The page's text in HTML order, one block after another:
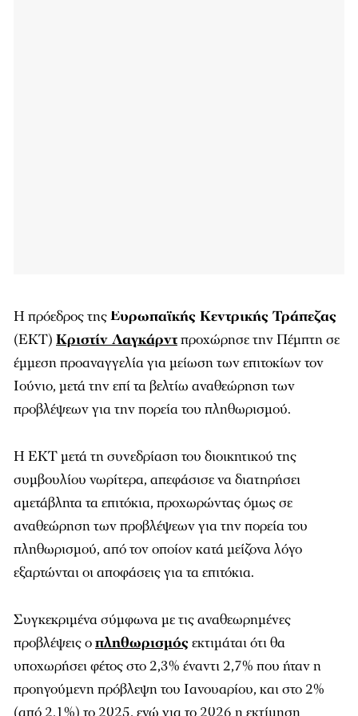
Η πρόεδρος τηςΕυρωπαϊκής Κεντρικής Τράπεζας
(ΕΚΤ) Κριστίν Λαγκάρντπροχώρησε την Πέμπτη σε
έμμεση προαναγγελία για μείωση των επιτοκίων τον
Ιούνιο, μετά την επί τα βελτίω αναθεώρηση των
προβλέψεων για την πορεία του πληθωρισμού.
Η ΕΚΤ μετά τη συνεδρίαση του διοικητικού της
συμβουλίου νωρίτερα, απεφάσισε να διατηρήσει
αμετάβλητα τα επιτόκια, προχωρώντας όμως σε
αναθεώρηση των προβλέψεων για την πορεία του
πληθωρισμού, από τον οποίον κατά μείζονα λόγο
εξαρτώνται οι αποφάσεις για τα επιτόκια.
Συγκεκριμένα σύμφωνα με τις αναθεωρημένες
προβλέψεις οπληθωρισμόςεκτιμάται ότι θα
υποχωρήσει φέτος στο 2,3% έναντι 2,7% που ήταν η
προηγούμενη πρόβλεψη του Ιανουαρίου, και στο 2%
(από 2,1%) το 2025, ενώ για το 2026 η εκτίμηση